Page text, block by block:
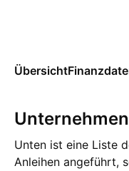
Übersicht
Unten ist eine Liste
Anleihen angeführt,